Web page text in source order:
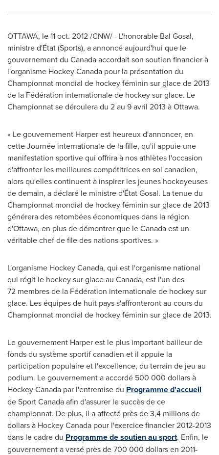
OTTAWA, le11 oct. 2012/CNW/ - L'honorable Bal Gosal,
ministre d'État (Sports), a annoncé aujourd'hui que le
gouvernement du Canadaaccordait son soutien financier à
l'organisme HockeyCanada pour la présentation du
Championnat mondial de hockey féminin sur glace de 2013
de la Fédération internationale de hockey sur glace. Le
Championnat se déroulera du 2 au 9 avril 2013 àOttawa.
« Le gouvernement Harper est heureux d'annoncer, en
cette Journée internationale de la fille, qu'il appuie une
manifestation sportive qui offrira à nos athlètes l'occasion
d'affronter les meilleures compétitrices en sol canadien,
alors qu'elles continuent à inspirer les jeunes hockeyeuses
de demain, a déclaré le ministre d'État Gosal. La tenue du
Championnat mondial de hockey féminin sur glace de 2013
générera des retombées économiques dans la région
d'Ottawa, en plus de démontrer que leCanadaest un
véritable chef de file des nations sportives. »
L'organisme HockeyCanada, qui est l'organisme national
qui régit le hockey sur glace au Canada, est l'un des
72 membres de la Fédération internationale de hockey sur
glace. Les équipes de huit pays s'affronteront au cours du
Championnat mondial de hockey féminin sur glace de 2013.
Le gouvernement Harper est le plus important bailleur de
fonds du système sportif canadien et il appuie la
participation populaire et l'excellence, du terrain de jeu au
podium. Le gouvernement a accordé 500 000 dollars à
HockeyCanada par l'entremise du Programme d'accueil
de SportCanadaafin d'assurer le succès de ce
championnat. De plus, il a affecté près de 3,4 millions de
dollars à HockeyCanada pour l'exercice financier 2012-2013
dans le cadre du Programme de soutien au sport. Enfin, le
gouvernement a versé près de 700 000 dollars en 2011-